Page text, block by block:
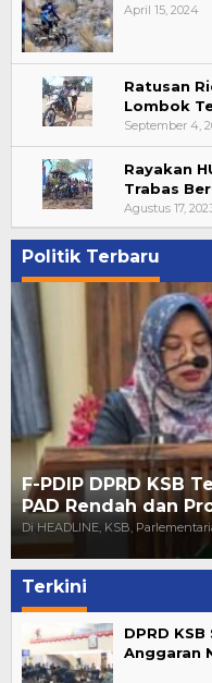
April 15, 2024
Ratusan
Lombok
September 4,
Rayakan
Trabas
Agustus 17,
Politik Terbaru
F-PDIP DPRD KSB
PAD Rendah dan
Di HEADLINE, KSB,
Terkini
DPRD
Anggaran